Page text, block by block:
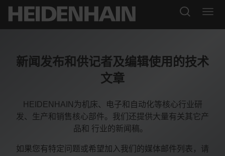
新闻发布和供记者及编辑使用的技术
文章
HEIDENHAIN为机床、电子和自动化等核心行业研
发、生产和销售核心部件。我们还提供大量有关其它产
品和 行业的新闻稿。
如果您有特定问题或希望加入我们的媒体邮件列表，请